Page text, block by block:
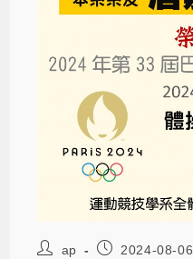
ap 2024-08-06